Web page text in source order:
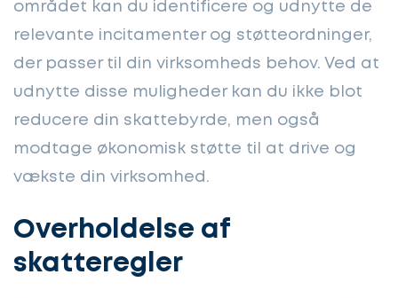
området kan du identificere og udnytte de
relevante incitamenter og støtteordninger,
der passer til din virksomheds behov. Ved at
udnytte disse muligheder kan du ikke blot
reducere din skattebyrde, men også
modtage økonomisk støtte til at drive og
vækste din virksomhed.
Overholdelse af
skatteregler